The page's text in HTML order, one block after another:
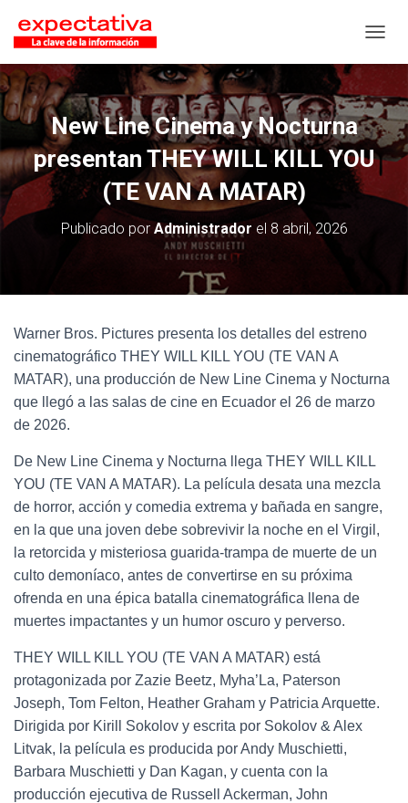
New Line Cinema y Nocturna
presentan THEY WILL KILL YOU
(TE VAN A MATAR)
Publicado por Administrador el 8 abril, 2026
Warner Bros. Pictures presenta los detalles del estreno
cinematográfico THEY WILL KILL YOU (TE VAN A
MATAR), una producción de New Line Cinema y Nocturna
que llegó a las salas de cine en Ecuador el 26 de marzo
de 2026.
De New Line Cinema y Nocturna llega THEY WILL KILL
YOU (TE VAN A MATAR). La película desata una mezcla
de horror, acción y comedia extrema y bañada en sangre,
en la que una joven debe sobrevivir la noche en el Virgil,
la retorcida y misteriosa guarida-trampa de muerte de un
culto demoníaco, antes de convertirse en su próxima
ofrenda en una épica batalla cinematográfica llena de
muertes impactantes y un humor oscuro y perverso.
THEY WILL KILL YOU (TE VAN A MATAR) está
protagonizada por Zazie Beetz, Myha’La, Paterson
Joseph, Tom Felton, Heather Graham y Patricia Arquette.
Dirigida por Kirill Sokolov y escrita por Sokolov & Alex
Litvak, la película es producida por Andy Muschietti,
Barbara Muschietti y Dan Kagan, y cuenta con la
producción ejecutiva de Russell Ackerman, John